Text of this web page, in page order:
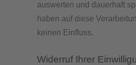
auswerten und dauerhaft
haben auf diese
keinen Einfluss.
Widerruf Ihrer